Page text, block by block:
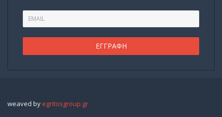
weaved by egritosgroup.gr